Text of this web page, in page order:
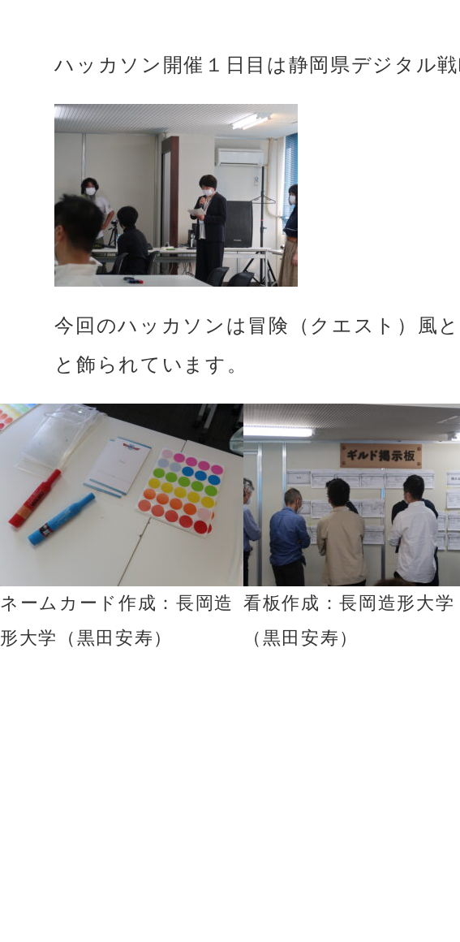
ハッカソン開催１日目は静岡県デジタル
今回のハッカソンは冒険（クエスト）風
と飾られています。
ネームカード作成：長岡造
形大学（黒田安寿）
看板作成：長岡造形大学
（黒田安寿）